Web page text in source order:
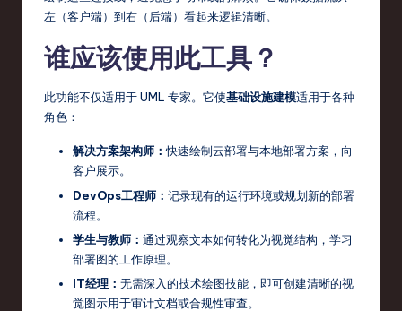
左（客户端）到右（后端）看起来逻辑清晰。
谁应该使用此工具？
此功能不仅适用于 UML 专家。它使基础设施建模适用于各种
角色：
解决方案架构师：快速绘制云部署与本地部署方案，向
客户展示。
DevOps工程师： 记录现有的运行环境或规划新的部署
流程。
学生与教师： 通过观察文本如何转化为视觉结构，学习
部署图的工作原理。
IT经理： 无需深入的技术绘图技能，即可创建清晰的视
觉图示用于审计文档或合规性审查。